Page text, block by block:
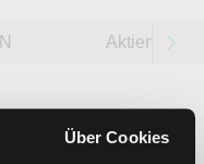
Über Cookies
Aktien im